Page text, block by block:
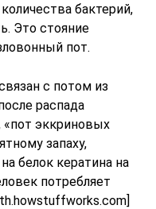
бактерий,
Это стояние
пот.
с потом из
распада
«пот эккриновых
запаху,
белок кератина на
потребляет